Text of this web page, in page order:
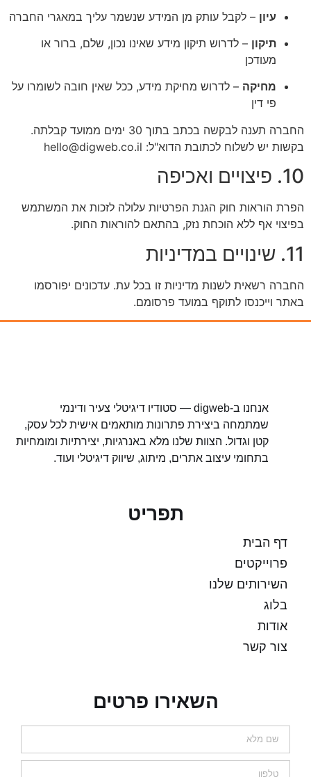
עיון – לקבל עותק מן המידע שנשמר עליך במאגרי החברה
תיקון – לדרוש תיקון מידע שאינו נכון, שלם, ברור או
מעודכן
מחיקה – לדרוש מחיקת מידע, ככל שאין חובה לשומרו על
פי דין
החברה תענה לבקשה בכתב בתוך 30 ימים ממועד קבלתה.
בקשות יש לשלוח לכתובת הדוא"ל: hello@digweb.co.il
10. פיצויים ואכיפה
הפרת הוראות חוק הגנת הפרטיות עלולה לזכות את המשתמש
בפיצוי אף ללא הוכחת נזק, בהתאם להוראות החוק.
11. שינויים במדיניות
החברה רשאית לשנות מדיניות זו בכל עת. עדכונים יפורסמו
באתר וייכנסו לתוקף במועד פרסומם.
אנחנו ב-digweb — סטודיו דיגיטלי צעיר ודינמי
שמתמחה ביצירת פתרונות מותאמים אישית לכל עסק,
קטן וגדול. הצוות שלנו מלא באנרגיות, יצירתיות ומומחיות
בתחומי עיצוב אתרים, מיתוג, שיווק דיגיטלי ועוד.
תפריט
דף הבית
פרוייקטים
השירותים שלנו
בלוג
אודות
צור קשר
השאירו פרטים